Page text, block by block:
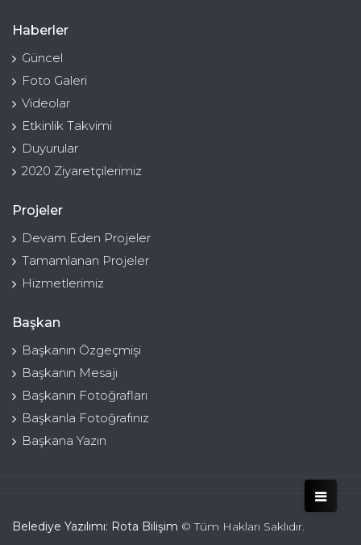
Haberler
Güncel
Foto Galeri
Videolar
Etkinlik Takvimi
Duyurular
2020 Ziyaretçilerimiz
Projeler
Devam Eden Projeler
Tamamlanan Projeler
Hizmetlerimiz
Başkan
Başkanın Özgeçmişi
Başkanın Mesajı
Başkanın Fotoğrafları
Başkanla Fotoğrafınız
Başkana Yazın
Belediye Yazılımı: Rota Bilişim © Tüm Hakları Saklıdır.